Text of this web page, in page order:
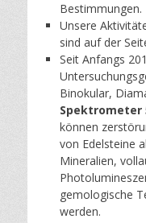
h
d
d
Bestimmungen.
Unsere
sind auf der
Seit Anfangs
Binokular,
Spektrometer
können
von Edelsteine
Mineralien,
gemologische
werden.